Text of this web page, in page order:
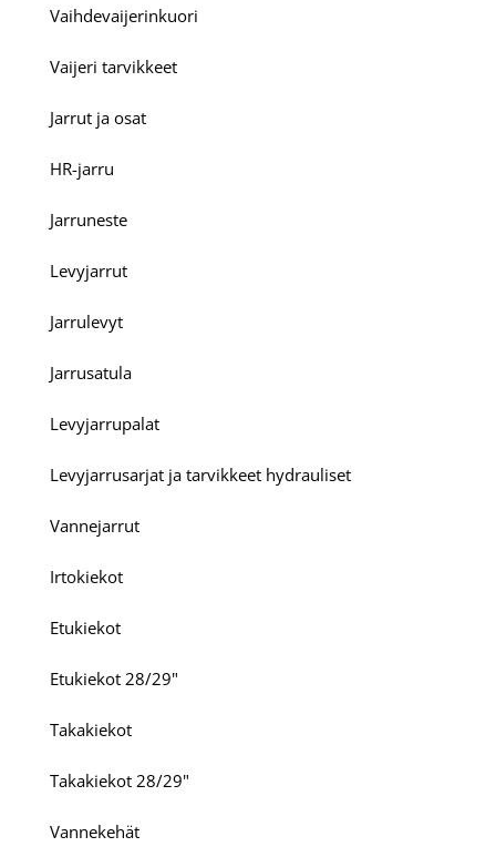
Vaihdevaijerinkuori
Vaijeri tarvikkeet
Jarrut ja osat
HR-jarru
Jarruneste
Levyjarrut
Jarrulevyt
Jarrusatula
Levyjarrupalat
Levyjarrusarjat ja tarvikkeet hydrauliset
Vannejarrut
Irtokiekot
Etukiekot
Etukiekot 28/29"
Takakiekot
Takakiekot 28/29"
Vannekehät